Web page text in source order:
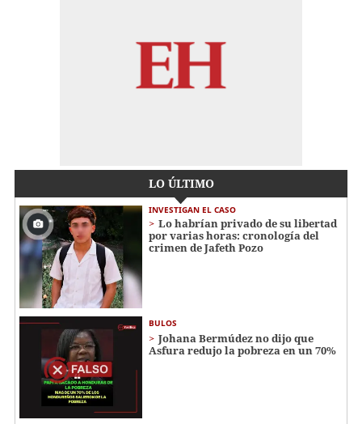
LO ÚLTIMO
INVESTIGAN EL CASO
Lo habrían privado de su libertad
por varias horas: cronología del
crimen de Jafeth Pozo
BULOS
Johana Bermúdez no dijo que
Asfura redujo la pobreza en un 70%